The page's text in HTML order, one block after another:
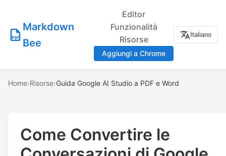
Markdown
Bee
Editor
Funzionalità
Risorse
Aggiungi a Chrome
Italiano
Home›Risorse›Guida Google AI Studio a PDF e Word
Come Convertire le